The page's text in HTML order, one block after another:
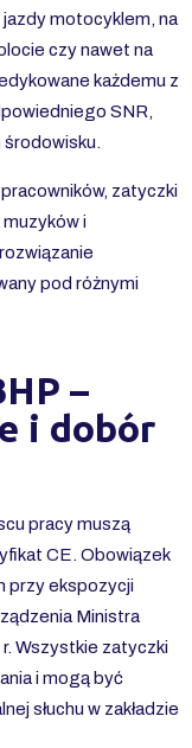
motocyklem, na
czy nawet na
każdemu z
SNR,
zatyczki
muzyków i
pod różnymi
–
i dobór
pracy muszą
CE. Obowiązek
przy ekspozycji
Ministra
Wszystkie zatyczki
i mogą być
słuchu w zakładzie